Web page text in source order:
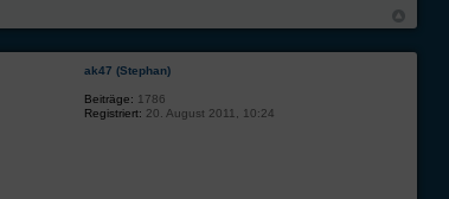
ak47 (Stephan)
Beiträge: 1786
Registriert: 20. August 2011, 10:24